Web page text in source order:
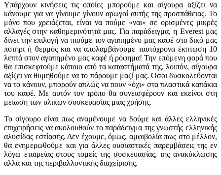
Υπάρχουν κινήσεις τις οποίες μπορούμε και σίγουρα αξίζει να
κάνουμε για να γίνουμε γίνουν αρωγοί αυτής της προσπάθειας. Το
μόνο που χρειάζεται, είναι να πούμε «ναι» σε ορισμένες μικρές
αλλαγές στην καθημερινότητά μας. Για παράδειγμα, η Everest μας
δίνει την επιλογή να πιούμε τον αγαπημένο μας καφέ στο δικό μας
ποτήρι ή θερμός και να απολαμβάνουμε ταυτόχρονα έκπτωση 10
λεπτά στον αγαπημένο μας καφέ ή ρόφημα! Την επόμενη φορά που
θα επισκεφτούμε κάποιο από τα καταστήματά της, λοιπόν, σίγουρα
αξίζει να θυμηθούμε να το πάρουμε μαζί μας. Όσοι δυσκολεύονται
να το κάνουν, μπορούν απλώς να πουν «όχι» στα πλαστικά καπάκια
του καφέ. Με αυτόν τον τρόπο θα συνεισφέρουν και εκείνοι στη
μείωση των υλικών συσκευασίας μιας χρήσης.
Το σίγουρο είναι πως αναμένουμε να δούμε και άλλες ελληνικές
επιχειρήσεις να ακολουθούν το παράδειγμα της γνωστής ελληνικής
αλυσίδας εστίασης. Δεν έχουμε, όμως, αμφιβολία πως στο μέλλον,
θα ενημερωθούμε και για άλλες ουσιαστικές παρεμβάσεις της εν
λόγω εταιρείας στους τομείς της συσκευασίας, της ανακύκλωσης
αλλά και της περιβαλλοντικής διαχείρισης.